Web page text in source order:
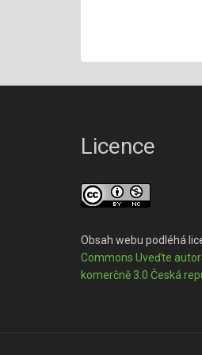
Licence
Obsah webu podléhá
Commons Uveďte
komerčně 3.0 Česká